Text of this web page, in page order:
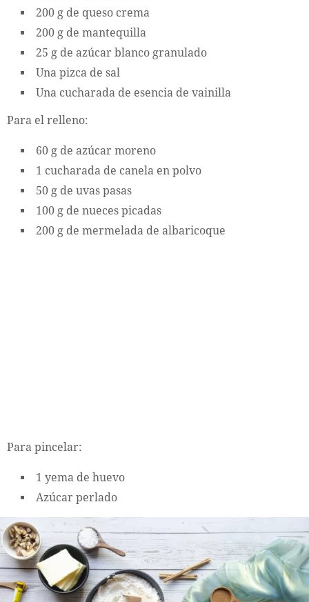
200 g de queso crema
200 g de mantequilla
25 g de azúcar blanco granulado
Una pizca de sal
Una cucharada de esencia de vainilla
Para el relleno:
60 g de azúcar moreno
1 cucharada de canela en polvo
50 g de uvas pasas
100 g de nueces picadas
200 g de mermelada de albaricoque
Para pincelar:
1 yema de huevo
Azúcar perlado